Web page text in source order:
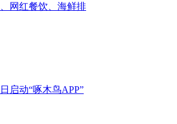
网红餐饮、海鲜排
启动“啄木鸟APP”